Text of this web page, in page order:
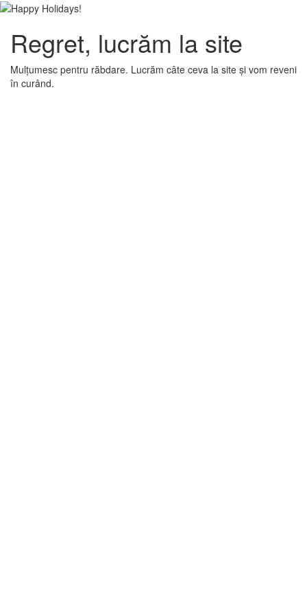
Regret, lucrăm la site
Mulțumesc pentru răbdare. Lucrăm câte ceva la site și vom reveni
în curând.